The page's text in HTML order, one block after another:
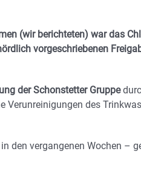
(wir berichteten) war das
vorgeschriebenen
der Schonstetter Gruppe
Verunreinigungen des
den vergangenen Wochen –